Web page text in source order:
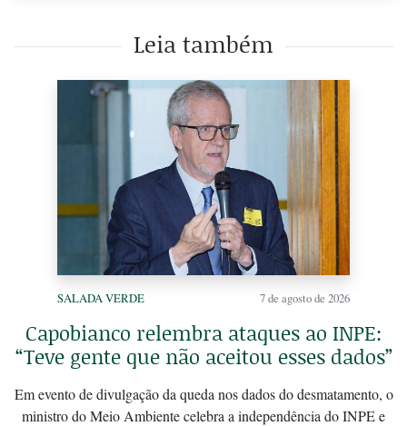
Leia também
SALADA VERDE 7 de agosto de 2026
Capobianco relembra ataques ao INPE:
“Teve gente que não aceitou esses dados”
Em evento de divulgação da queda nos dados do desmatamento, o
ministro do Meio Ambiente celebra a independência do INPE e